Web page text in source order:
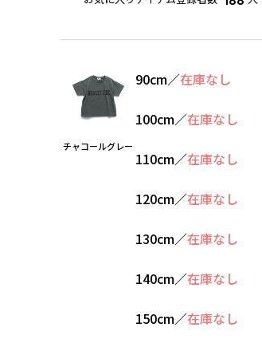
※撮影場所の関係上、着用画像は実物と若
チャコールグレー
90cm／在庫なし
100cm／在庫なし
110cm／在庫なし
120cm／在庫なし
130cm／在庫なし
140cm／在庫なし
150cm／在庫なし